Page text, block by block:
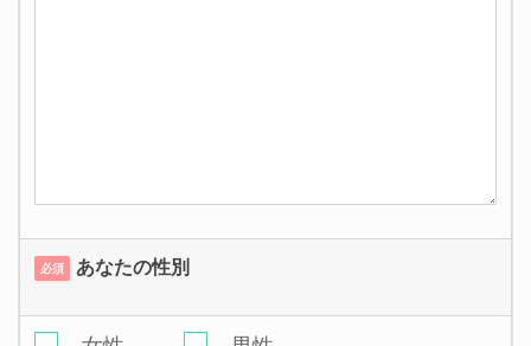
必須 あなたの性別